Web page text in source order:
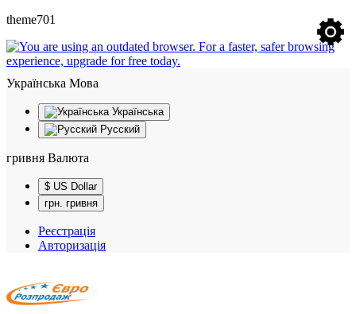
theme701
Українська Мова
Українська
Русский
гривня Валюта
$ US Dollar
грн. гривня
Реєстрація
Авторизація